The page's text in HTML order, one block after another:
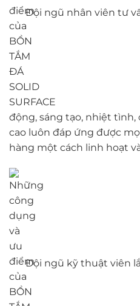
Đội ngũ nhân viên tư
động, sáng tạo, nhiệt
cao luôn đáp ứng được
hàng một cách linh hoạt
Đội ngũ kỹ thuật viên